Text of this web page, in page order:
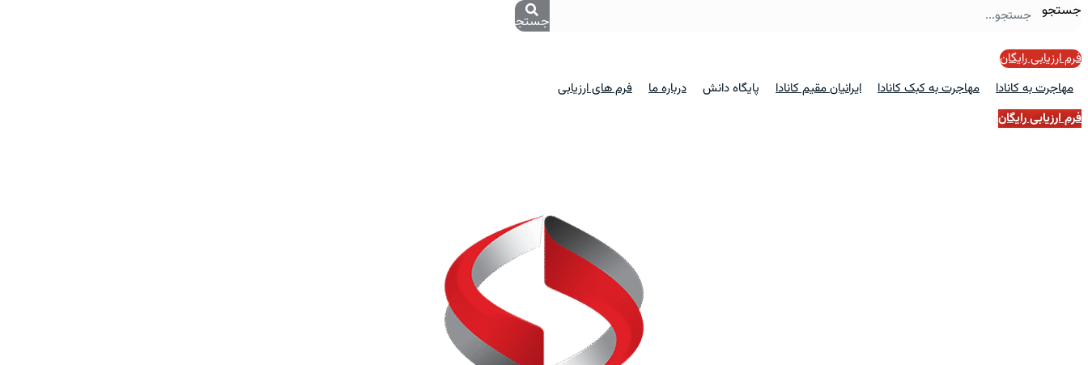
جستجو
جستجو
فرم ارزیابی رایگان
مهاجرت به کانادا
مهاجرت به کبک کانادا ایرانیان مقیم کانادا پایگاه دانش درباره ما
فرم های ارزیابی
فرم ارزیابی رایگان